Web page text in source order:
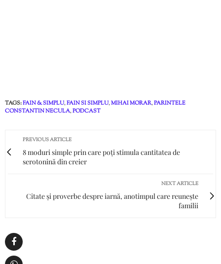
TAGS:FAIN & SIMPLU,FAIN SI SIMPLU,MIHAI MORAR,PARINTELE
CONSTANTIN NECULA,PODCAST
PREVIOUS ARTICLE
8 moduri simple prin care poți stimula cantitatea de
serotonină din creier
NEXT ARTICLE
Citate și proverbe despre iarnă, anotimpul care reunește
familii